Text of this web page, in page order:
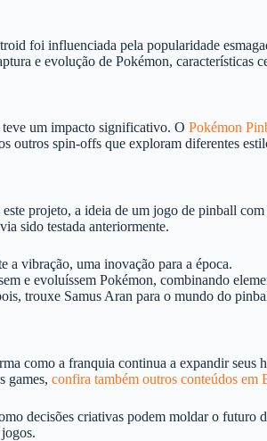
foi influenciada pela popularidade
e evolução de Pokémon, características
um impacto significativo. O Pokémon
outros spin-offs que exploram diferentes
projeto, a ideia de um jogo de pinball
sido testada anteriormente.
a vibração, uma inovação para a época.
e evoluíssem Pokémon, combinando
trouxe Samus Aran para o mundo do
como a franquia continua a expandir seus
games, confira também outros conteúdos em
decisões criativas podem moldar o